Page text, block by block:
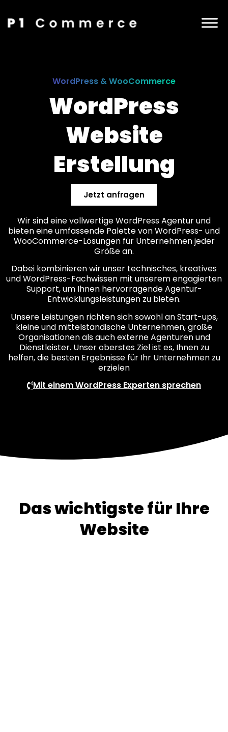
WordPress & WooCommerce
WordPress
Website
Erstellung
Jetzt anfragen
Wir sind eine vollwertige WordPress Agentur und
bieten eine umfassende Palette von WordPress- und
WooCommerce-Lösungen für Unternehmen jeder
Größe an.
Dabei kombinieren wir unser technisches, kreatives
und WordPress-Fachwissen mit unserem engagierten
Support, um Ihnen hervorragende Agentur-
Entwicklungsleistungen zu bieten.
Unsere Leistungen richten sich sowohl an Start-ups,
kleine und mittelständische Unternehmen, große
Organisationen als auch externe Agenturen und
Dienstleister. Unser oberstes Ziel ist es, Ihnen zu
helfen, die besten Ergebnisse für Ihr Unternehmen zu
erzielen
Mit einem WordPress Experten sprechen
Das wichtigste für Ihre
Website